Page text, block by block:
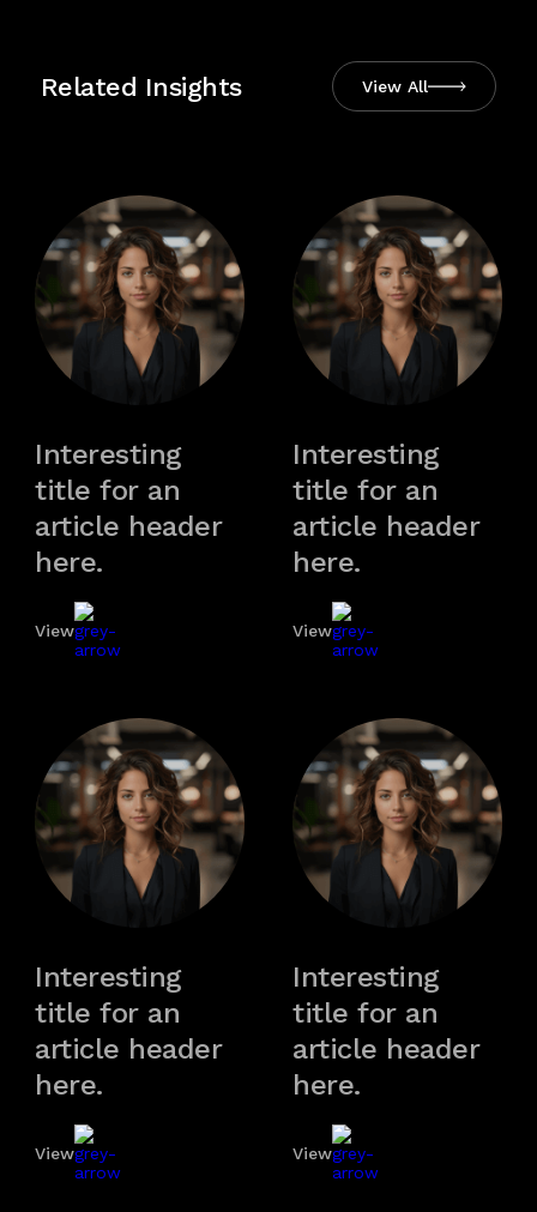
Related Insights View All
Interesting
title for an
article header
here.
View
Interesting
title for an
article header
here.
View
Interesting
title for an
article header
here.
View
Interesting
title for an
article header
here.
View